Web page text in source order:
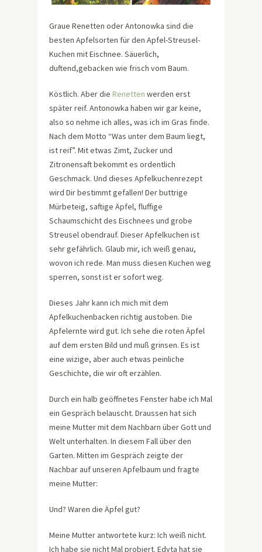
Graue Renetten oder Antonowka sind die
besten Apfelsorten für den Apfel-Streusel-
Kuchen mit Eischnee. Säuerlich,
duftend,gebacken wie frisch vom Baum.
Köstlich. Aber die Renetten werden erst
später reif. Antonowka haben wir gar keine,
also so nehme ich alles, was ich im Gras finde.
Nach dem Motto “Was unter dem Baum liegt,
ist reif”. Mit etwas Zimt, Zucker und
Zitronensaft bekommt es ordentlich
Geschmack. Und dieses Apfelkuchenrezept
wird Dir bestimmt gefallen! Der buttrige
Mürbeteig, saftige Äpfel, fluffige
Schaumschicht des Eischnees und grobe
Streusel obendrauf. Dieser Apfelkuchen ist
sehr gefährlich. Glaub mir, ich weiß genau,
wovon ich rede. Man muss diesen Kuchen weg
sperren, sonst ist er sofort weg.
Dieses Jahr kann ich mich mit dem
Apfelkuchenbacken richtig austoben. Die
Apfelernte wird gut. Ich sehe die roten Äpfel
auf dem ersten Bild und muß grinsen. Es ist
eine wizige, aber auch etwas peinliche
Geschichte, die wir oft erzählen.
Durch ein halb geöffnetes Fenster habe ich Mal
ein Gespräch belauscht. Draussen hat sich
meine Mutter mit dem Nachbarn über Gott und
Welt unterhalten. In diesem Fall über den
Garten. Mitten im Gespräch zeigte der
Nachbar auf unseren Apfelbaum und fragte
meine Mutter:
Und? Waren die Äpfel gut?
Meine Mutter antwortete kurz: Ich weiß nicht.
Ich habe sie nicht Mal probiert. Edyta hat sie